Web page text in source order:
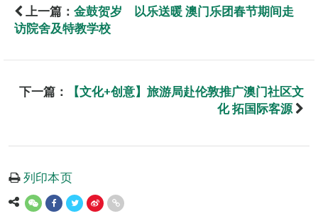
上一篇： 金鼓贺岁 以乐送暖 澳门乐团春节期间走
访院舍及特教学校
下一篇：
【文化+创意】旅游局赴伦敦推广澳门社区文
化 拓国际客源
列印本页